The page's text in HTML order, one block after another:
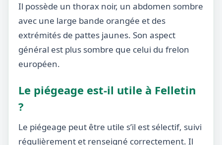
Il possède un thorax noir, un abdomen sombre
avec une large bande orangée et des
extrémités de pattes jaunes. Son aspect
général est plus sombre que celui du frelon
européen.
Le piégeage est-il utile à Felletin
?
Le piégeage peut être utile s’il est sélectif, suivi
régulièrement et renseigné correctement. Il